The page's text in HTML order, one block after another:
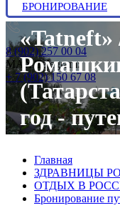
БРОНИРОВАНИЕ
8 (902) 257 00 04
МАХ/Telegram:
+ 7 (902) 150 67 08
«Tatneft»
год -
Главная
ЗДРАВНИЦЫ
ОТДЫХ В
Бронирование